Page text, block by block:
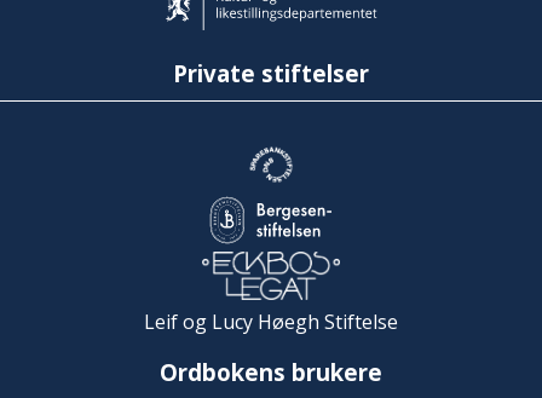
Private stiftelser
Leif og Lucy Høegh Stiftelse
Ordbokens brukere